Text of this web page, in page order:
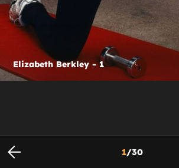
Elizabeth Berkley - 1
1/30